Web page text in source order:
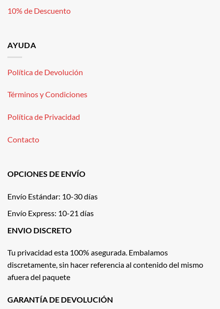
10% de Descuento
AYUDA
Política de Devolución
Términos y Condiciones
Política de Privacidad
Contacto
OPCIONES DE ENVÍO
Envío Estándar: 10-30 días
Envío Express: 10-21 días
ENVIO DISCRETO
Tu privacidad esta 100% asegurada. Embalamos
discretamente, sin hacer referencia al contenido del mismo
afuera del paquete
GARANTÍA DE DEVOLUCIÓN